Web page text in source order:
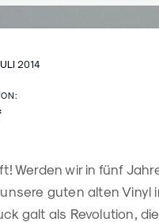
2014
Werden wir in fünf
guten alten Vinyl
galt als Revolution,